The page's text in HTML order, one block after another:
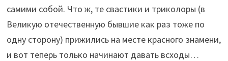
самими собой. Что ж, те свастики и триколоры (в
Великую отечественную бывшие как раз тоже по
одну сторону) прижились на месте красного знамени,
и вот теперь только начинают давать всходы…